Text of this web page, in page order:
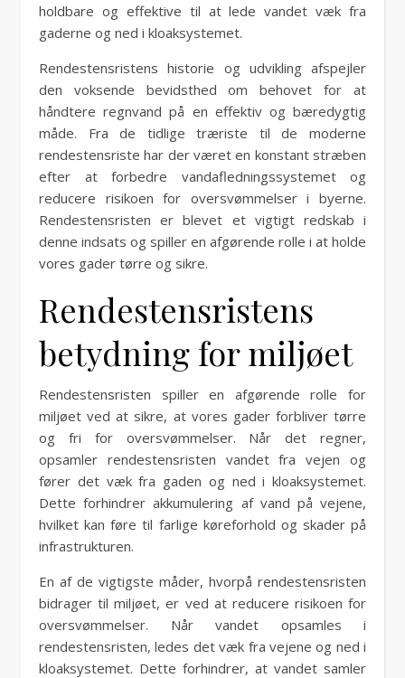
holdbare og effektive til at lede vandet væk fra
gaderne og ned i kloaksystemet.
Rendestensristens historie og udvikling afspejler
den voksende bevidsthed om behovet for at
håndtere regnvand på en effektiv og bæredygtig
måde. Fra de tidlige træriste til de moderne
rendestensriste har der været en konstant stræben
efter at forbedre vandafledningssystemet og
reducere risikoen for oversvømmelser i byerne.
Rendestensristen er blevet et vigtigt redskab i
denne indsats og spiller en afgørende rolle i at holde
vores gader tørre og sikre.
Rendestensristens
betydning for miljøet
Rendestensristen spiller en afgørende rolle for
miljøet ved at sikre, at vores gader forbliver tørre
og fri for oversvømmelser. Når det regner,
opsamler rendestensristen vandet fra vejen og
fører det væk fra gaden og ned i kloaksystemet.
Dette forhindrer akkumulering af vand på vejene,
hvilket kan føre til farlige køreforhold og skader på
infrastrukturen.
En af de vigtigste måder, hvorpå rendestensristen
bidrager til miljøet, er ved at reducere risikoen for
oversvømmelser. Når vandet opsamles i
rendestensristen, ledes det væk fra vejene og ned i
kloaksystemet. Dette forhindrer, at vandet samler